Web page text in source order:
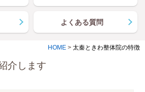
よくある質問
HOME > 太秦ときわ整体院の特徴
介します